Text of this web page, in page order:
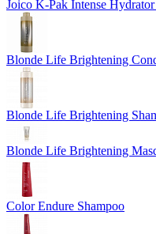
Joico K-Pak Intense
Blonde Life Brightening
Blonde Life Brightening
Blonde Life Brightening
Color Endure Shampoo